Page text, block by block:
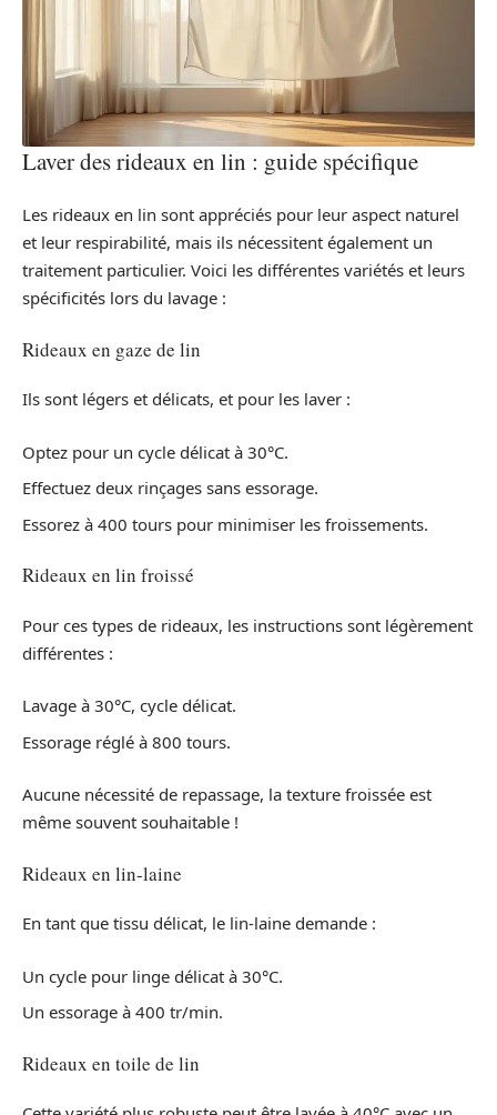
Laver des rideaux en lin : guide spécifique
Les rideaux en lin sont appréciés pour leur aspect naturel
et leur respirabilité, mais ils nécessitent également un
traitement particulier. Voici les différentes variétés et leurs
spécificités lors du lavage :
Rideaux en gaze de lin
Ils sont légers et délicats, et pour les laver :
Optez pour un cycle délicat à 30°C.
Effectuez deux rinçages sans essorage.
Essorez à 400 tours pour minimiser les froissements.
Rideaux en lin froissé
Pour ces types de rideaux, les instructions sont légèrement
différentes :
Lavage à 30°C, cycle délicat.
Essorage réglé à 800 tours.
Aucune nécessité de repassage, la texture froissée est
même souvent souhaitable !
Rideaux en lin-laine
En tant que tissu délicat, le lin-laine demande :
Un cycle pour linge délicat à 30°C.
Un essorage à 400 tr/min.
Rideaux en toile de lin